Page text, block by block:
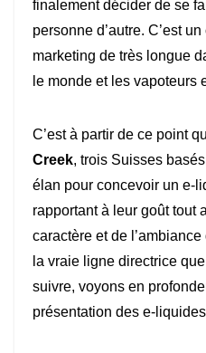
finalement décider de se
personne d’autre. C’est
marketing de très longue
le monde et les vapoteurs
C’est à partir de ce point
Creek, trois Suisses
élan pour concevoir un e-
rapportant à leur goût tout
caractère et de
la vraie ligne directrice
suivre, voyons en
présentation des e-